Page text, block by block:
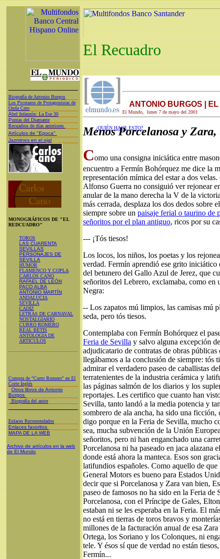
Biografía de Antonio Burgos
Los Picotazos de Protagonistas de
Onda Cero
Abel Infanzón: La Ese 30
Puntas del Diamante
Recuadros de días anteriores
Artículos de "Epoca"
Jazmines en el ojal
MONOGRÁFICOS DE "EL
REDCUADRO"
TOROS
LAS CUARENTA
SEVILLAS
PERSONAJES DE
SEVILLA
HUMOR
FLAMENCO Y COPLA
CARLOS CANO
RAFAEL DE LEÓN
PACO ALBA
ANTONIO MARTÍN
ANDALUCIA
SEVILLA
CADIZ
LETRAS DE CARNAVAL
NOSTALGIARIO
CURRO ROMERO
REAL BETIS
ANTOLOGÍA DE
ARTICULOS
Compra de "Curro Romero" en El
Corte Inglés
Otros libros de Antonio
Burgos
Biografía del autor
Enlaces Recomendados
Enlaces favoritos
MAPA DE LA WEB
Archivo de artículos en la web
de El Mundo
El Recuadro
El Mundo, lunes 7 de mayo del 2001
¿QUIÉN HACE ESTO?
ANTONIO BURGOS |
Menos Porcelanosa y
Como una consigna iniciática entre
encuentro a Fermín Bohórquez me dice la
representación mímica del estar a dos
Alfonso Guerra no consiguió ver rejonear
anular de la mano derecha la V de la
más cerrada, desplaza los dos dedos sobre
siempre sobre un paisaje ferial o taurino de
señoritos por el plan antiguo, ricos por su
--- ¡Tós tiesos!
Los locos, los niños, los poetas y los
verdad. Fermín aprendió ese grito
del betunero del Gallo Azul de Jerez, que
señoritos del Lebrero, exclamaba, como
Negra:
-- Los zapatos mú limpios, las camisas mú
seda, pero tós tiesos.
Contemplaba con Fermín Bohórquez el
Feria de Sevilla y salvo alguna excepción
adjudicatario de contratas de obras
llegábamos a la conclusión de siempre: tós
admirar el verdadero paseo de caballistas
terratenientes de la industria cerámica y
las páginas salmón de los diarios y los
reportajes. Les certifico que cuanto han
Sevilla, tanto landó a la media potencia y
sombrero de ala ancha, ha sido una
digo porque en la Feria de Sevilla, mucho
sea, mucha subvención de la Unión
señoritos, pero ni han enganchado una
Porcelanosa ni ha paseado en jaca alazana
donde está ahora la manteca. Esos son
latifundios españoles. Como aquello de que
General Motors es bueno para Estados
decir que si Porcelanosa y Zara van bien,
paseo de famosos no ha sido en la Feria de
Porcelanosa, con el Príncipe de Gales,
estaban ni se les esperaba en la Feria. El
no está en tierras de toros bravos y
millones de la facturación anual de esa
Ortega, los Soriano y los Colonques, ni
tele. Y ésos sí que de verdad no están
Fermín...